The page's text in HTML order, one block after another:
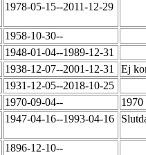
1978-05-15--2011-12-29
1958-10-30--
1948-01-04--1989-12-31
1938-12-07--2001-12-31
Ej
1931-12-05--2018-10-25
1970-09-04--
1947-04-16--1993-04-16
1896-12-10--